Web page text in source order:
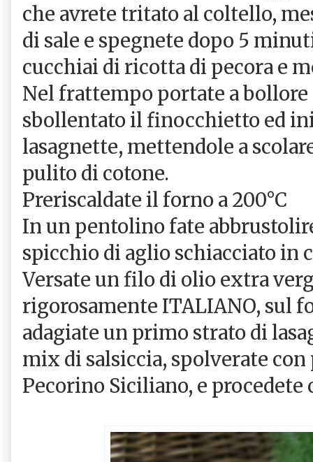
che avrete tritato al coltello,
di sale e spegnete dopo 5
cucchiai di ricotta di pecora e
Nel frattempo portate a bollore
sbollentato il finocchietto ed
lasagnette, mettendole a
pulito di cotone.
Preriscaldate il forno a 200°C
In un pentolino fate
spicchio di aglio schiacciato in
Versate un filo di olio extra
rigorosamente ITALIANO, sul
adagiate un primo strato di
mix di salsiccia, spolverate con
Pecorino Siciliano, e procedete